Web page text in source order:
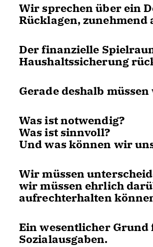
Wir sprechen über ein
Rücklagen, zunehmend
Der finanzielle
Haushaltssicherung
Gerade deshalb
Was ist notwendig?
Was ist sinnvoll?
Und was können wir
Wir müssen
wir müssen ehrlich
aufrechterhalten
Ein wesentlicher Grund
Sozialausgaben.